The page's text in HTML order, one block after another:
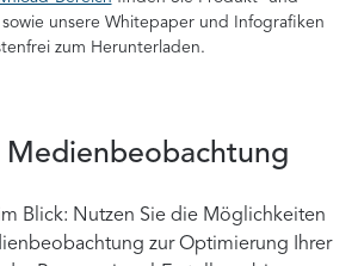
sowie unsere Whitepaper und Infografiken
zum Herunterladen.
Blick: Nutzen Sie die Möglichkeiten
zur Optimierung Ihrer